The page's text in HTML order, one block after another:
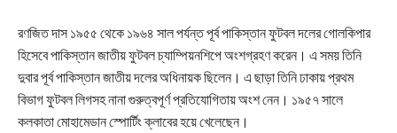
রণজিত দাস ১৯৫৫ থেকে ১৯৬৪ সাল পর্যন্ত পূর্ব পাকিস্তান ফুটবল দলের গোলকিপার
হিসেবে পাকিস্তান জাতীয় ফুটবল চ্যাম্পিয়নশিপে অংশগ্রহণ করেন। এ সময় তিনি
দুবার পূর্ব পাকিস্তান জাতীয় দলের অধিনায়ক ছিলেন। এ ছাড়া তিনি ঢাকায় প্রথম
বিভাগ ফুটবল লিগসহ নানা গুরুত্বপূর্ণ প্রতিযোগিতায় অংশ নেন। ১৯৫৭ সালে
কলকাতা মোহামেডান স্পোর্টিং ক্লাবের হয়ে খেলেছেন।